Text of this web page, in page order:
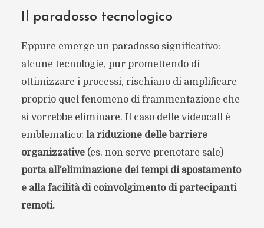
Il paradosso tecnologico
Eppure emerge un paradosso significativo:
alcune tecnologie, pur promettendo di
ottimizzare i processi, rischiano di amplificare
proprio quel fenomeno di frammentazione che
si vorrebbe eliminare. Il caso delle videocall è
emblematico: la riduzione delle barriere
organizzative (es. non serve prenotare sale)
porta all’eliminazione dei tempi di spostamento
e alla facilità di coinvolgimento di partecipanti
remoti.